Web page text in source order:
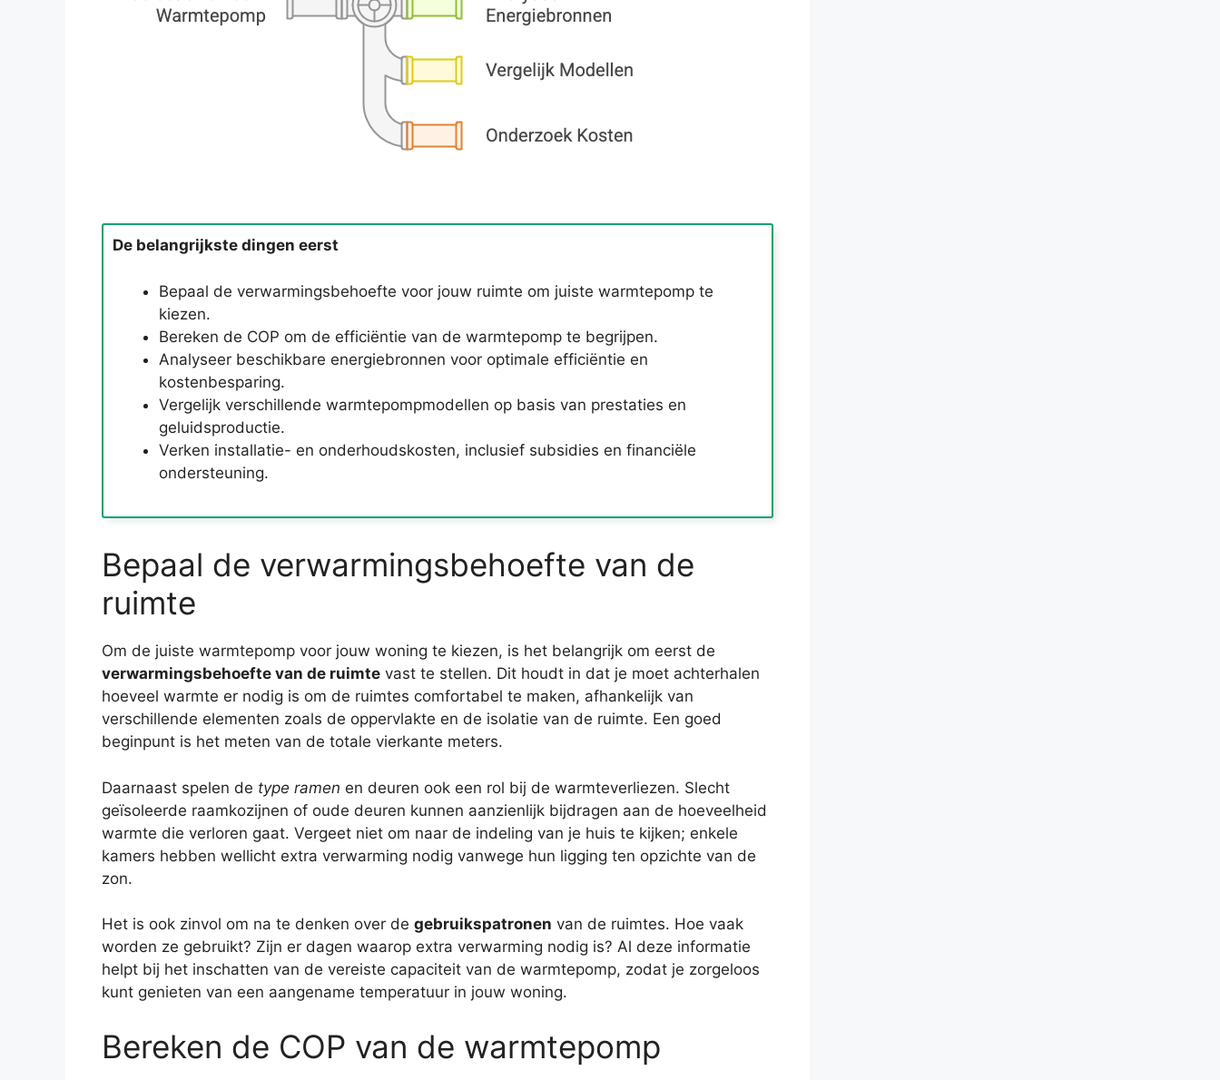
De belangrijkste dingen eerst
Bepaal de verwarmingsbehoefte voor jouw ruimte om juiste warmtepomp te
kiezen.
Bereken de COP om de efficiëntie van de warmtepomp te begrijpen.
Analyseer beschikbare energiebronnen voor optimale efficiëntie en
kostenbesparing.
Vergelijk verschillende warmtepompmodellen op basis van prestaties en
geluidsproductie.
Verken installatie- en onderhoudskosten, inclusief subsidies en financiële
ondersteuning.
Bepaal de verwarmingsbehoefte van de
ruimte
Om de juiste warmtepomp voor jouw woning te kiezen, is het belangrijk om eerst de
verwarmingsbehoefte van de ruimte vast te stellen. Dit houdt in dat je moet achterhalen
hoeveel warmte er nodig is om de ruimtes comfortabel te maken, afhankelijk van
verschillende elementen zoals de oppervlakte en de isolatie van de ruimte. Een goed
beginpunt is het meten van de totale vierkante meters.
Daarnaast spelen de type ramen en deuren ook een rol bij de warmteverliezen. Slecht
geïsoleerde raamkozijnen of oude deuren kunnen aanzienlijk bijdragen aan de hoeveelheid
warmte die verloren gaat. Vergeet niet om naar de indeling van je huis te kijken; enkele
kamers hebben wellicht extra verwarming nodig vanwege hun ligging ten opzichte van de
zon.
Het is ook zinvol om na te denken over de gebruikspatronen van de ruimtes. Hoe vaak
worden ze gebruikt? Zijn er dagen waarop extra verwarming nodig is? Al deze informatie
helpt bij het inschatten van de vereiste capaciteit van de warmtepomp, zodat je zorgeloos
kunt genieten van een aangename temperatuur in jouw woning.
Bereken de COP van de warmtepomp